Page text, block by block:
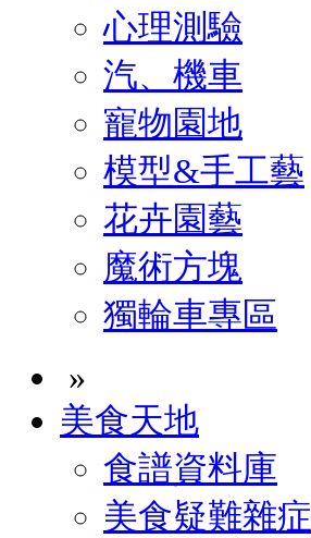
心理測驗
汽、機車
寵物園地
模型&手工藝
花卉園藝
魔術方塊
獨輪車專區
»
美食天地
食譜資料庫
美食疑難雜症